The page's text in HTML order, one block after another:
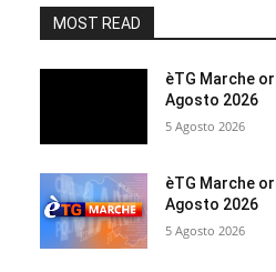
MOST READ
èTG Marche
Agosto 2026
5 Agosto 2026
èTG Marche
Agosto 2026
5 Agosto 2026